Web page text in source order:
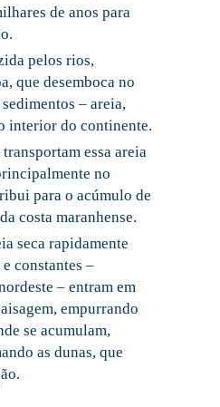
de anos para
pelos rios,
que desemboca no
– areia,
interior do continente.
essa areia
no
para o acúmulo de
costa maranhense.
seca rapidamente
constantes –
– entram em
empurrando
se acumulam,
as dunas, que